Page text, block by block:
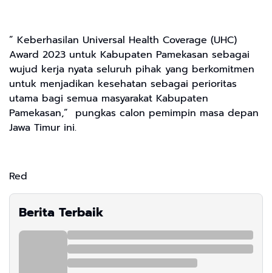
” Keberhasilan Universal Health Coverage (UHC)
Award 2023 untuk Kabupaten Pamekasan sebagai
wujud kerja nyata seluruh pihak yang berkomitmen
untuk menjadikan kesehatan sebagai perioritas
utama bagi semua masyarakat Kabupaten
Pamekasan,” pungkas calon pemimpin masa depan
Jawa Timur ini.
Red
Berita Terbaik